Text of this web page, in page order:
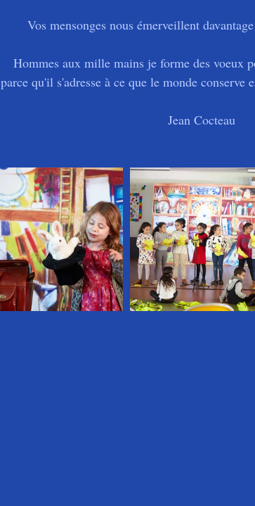
Vos mensonges nous émerveillent
Hommes aux mille mains je forme des voeux
parce qu'il s'adresse à ce que le monde
Jean Cocteau